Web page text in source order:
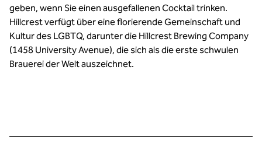
geben, wenn Sie einen ausgefallenen Cocktail trinken.
Hillcrest verfügt über eine florierende Gemeinschaft und
Kultur des LGBTQ, darunter die Hillcrest Brewing Company
(1458 University Avenue), die sich als die erste schwulen
Brauerei der Welt auszeichnet.